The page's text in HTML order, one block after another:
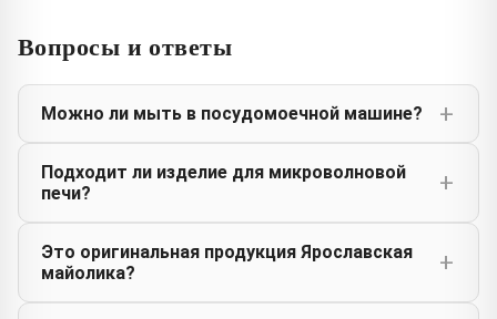
Вопросы и ответы
Можно ли мыть в посудомоечной машине?
Подходит ли изделие для микроволновой
печи?
Это оригинальная продукция Ярославская
майолика?